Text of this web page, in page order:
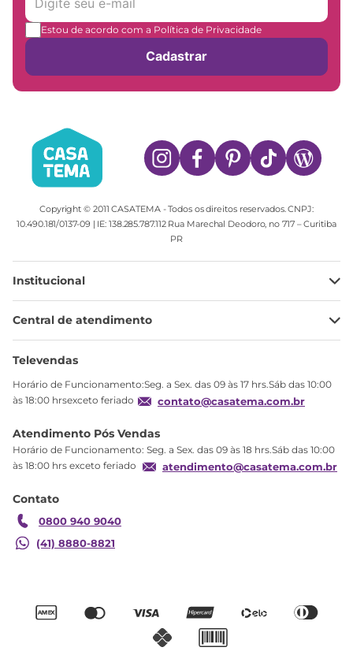
Estou de acordo com a Política de Privacidade
Cadastrar
Copyright © 2011 CASATEMA - Todos os direitos reservados. CNPJ:
10.490.181/0137-09 | IE: 138.285.787.112 Rua Marechal Deodoro, no 717 – Curitiba
PR
Institucional
Minha Conta
Meus pedidos
Troca
Garantia
Central de atendimento
Ajuda
Televendas
Horário de Funcionamento:Seg. a Sex. das 09 às 17 hrs.Sáb das 10:00
às 18:00 hrsexceto feriado
contato@casatema.com.br
Atendimento Pós Vendas
Horário de Funcionamento: Seg. a Sex. das 09 às 18 hrs.Sáb das 10:00
às 18:00 hrs exceto feriado
atendimento@casatema.com.br
Contato
0800 940 9040
(41) 8880-8821